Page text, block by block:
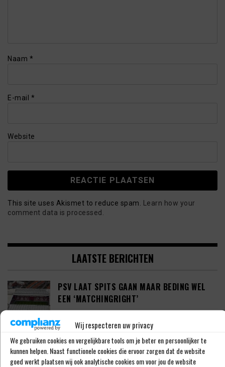
Wij respecteren uw privacy
We gebruiken cookies en vergelijkbare tools om je beter en persoonlijker te
kunnen helpen. Naast functionele cookies die ervoor zorgen dat de website
goed werkt plaatsen wij ook analytische cookies om voor jou de website
Naam *
E-mail *
Website
This site uses Akismet to reduce spam.
Learn how your
comment data is processed.
LAATSTE BERICHTEN
PSV LAAT SPITS GAAN MAAR BEDING WEL
EEN ‘MATCHINGRIGHT’
‘PSV IN ONDERHANDELING MET HET
SCHOTSE RANGERS FC’